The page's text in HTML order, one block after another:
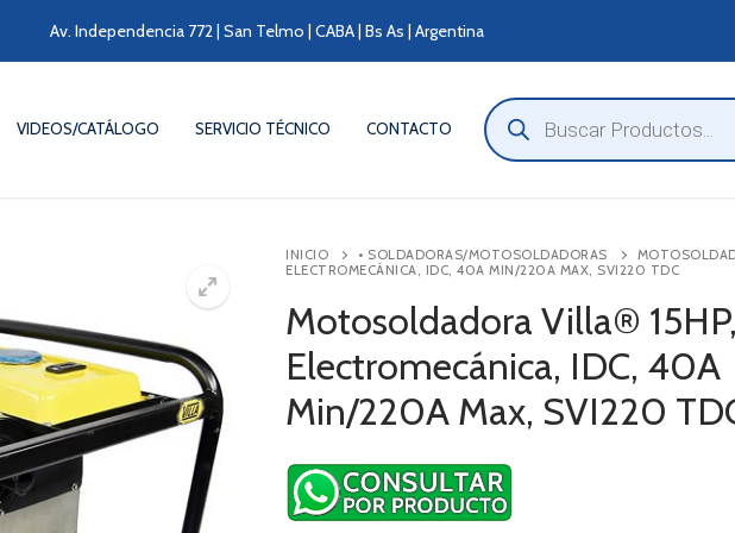
Av. Independencia 772 | San Telmo | CABA | Bs As | Argentina
VIDEOS/CATÁLOGO SERVICIO TÉCNICO CONTACTO
Búsqueda
de
productos
INICIO • SOLDADORAS/MOTOSOLDADORAS
ELECTROMECÁNICA, IDC, 40A MIN/220A MAX, SVI220 TDC
Motosoldadora Villa® 15HP,
Electromecánica, IDC, 40A
Min/220A Max, SVI220